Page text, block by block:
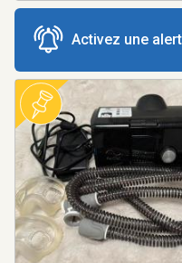
Activez une